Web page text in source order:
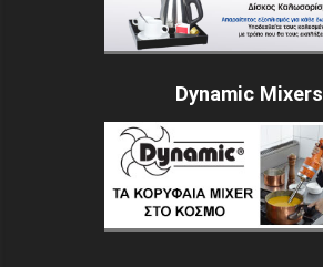
Dynamic Mixers